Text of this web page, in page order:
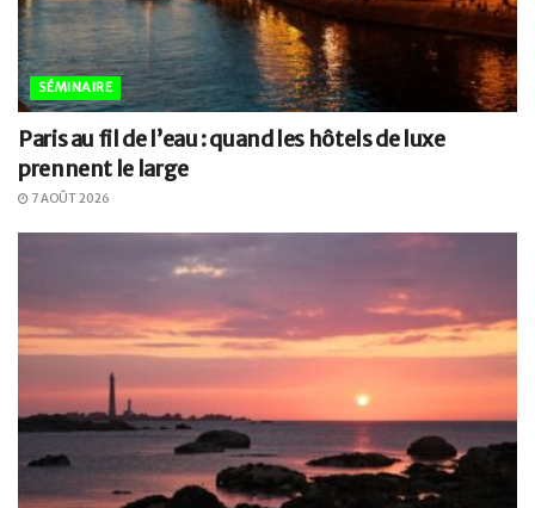
SÉMINAIRE
Paris au fil de l’eau : quand les hôtels de luxe
prennent le large
7 AOÛT 2026